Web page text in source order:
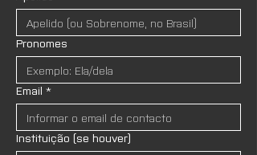
Pronomes
Email *
Instituição (se houver)